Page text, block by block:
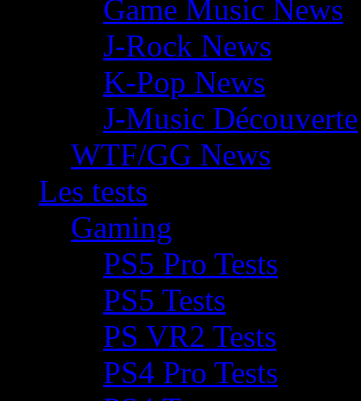
Game Music News
J-Rock News
K-Pop News
J-Music Découverte
WTF/GG News
Les tests
Gaming
PS5 Pro Tests
PS5 Tests
PS VR2 Tests
PS4 Pro Tests